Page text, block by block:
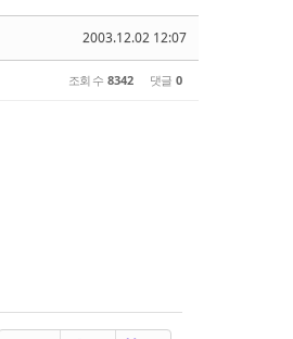
2003.12.02 12:07
조회 수 8342 댓글 0